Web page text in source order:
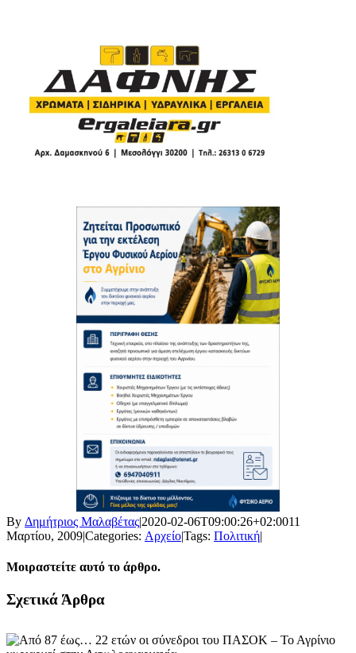
By Δημήτριος Μαλαβέτας|2020-02-06T09:00:26+02:0011
Μαρτίου, 2009|Categories: Αρχείο|Tags: Πολιτική|
Μοιραστείτε αυτό το άρθρο.
Facebook
X
LinkedIn
WhatsApp
Email
Σχετικά Άρθρα